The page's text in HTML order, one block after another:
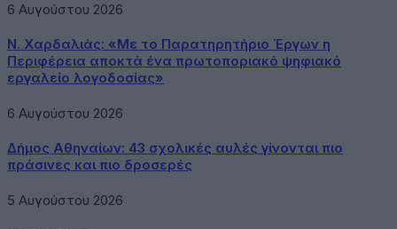
6 Αυγούστου 2026
Ν. Χαρδαλιάς: «Με το Παρατηρητήριο Έργων η
Περιφέρεια αποκτά ένα πρωτοποριακό ψηφιακό
εργαλείο λογοδοσίας»
6 Αυγούστου 2026
Δήμος Αθηναίων: 43 σχολικές αυλές γίνονται πιο
πράσινες και πιο δροσερές
5 Αυγούστου 2026